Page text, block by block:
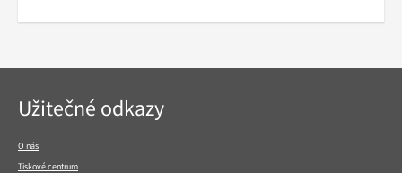
Navigace
v
Užitečné odkazy
O nás
Tiskové centrum